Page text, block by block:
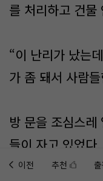
를 처리하고 건물
“이 난리가 났는
가 좀 돼서 사람
방 문을 조심스
들이 자고 있었다.
이전 추천
홈에미노벨 웹